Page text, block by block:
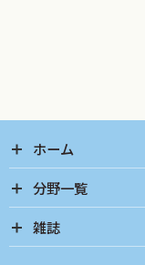
ホーム
分野一覧
雑誌